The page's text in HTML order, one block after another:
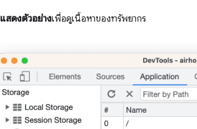
แสดงตัวอย่างเพื่อดูเนื้อหาของทรัพยากร